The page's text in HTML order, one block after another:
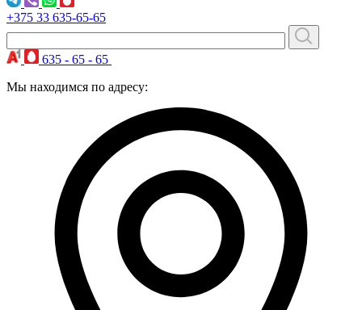
+375 33 635-65-65
635 - 65 - 65
Мы находимся по адресу: